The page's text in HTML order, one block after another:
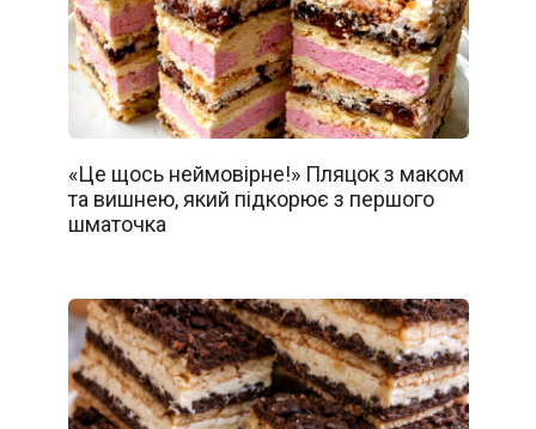
«Це щось неймовірне!» Пляцок з маком
та вишнею, який підкорює з першого
шматочка